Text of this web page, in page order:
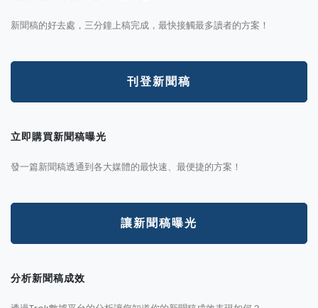
新聞稿的好去處，三分鐘上稿完成，最快接觸最多讀者的方案！
刊登新聞稿
立即購買新聞稿曝光
發一篇新聞稿透通到各大媒體的最快速、最便捷的方案！
讓新聞稿曝光
分析新聞稿成效